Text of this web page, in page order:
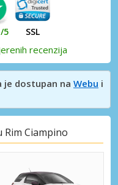
5 SSL
recenzija
je dostupan na Webu i
Ciampino